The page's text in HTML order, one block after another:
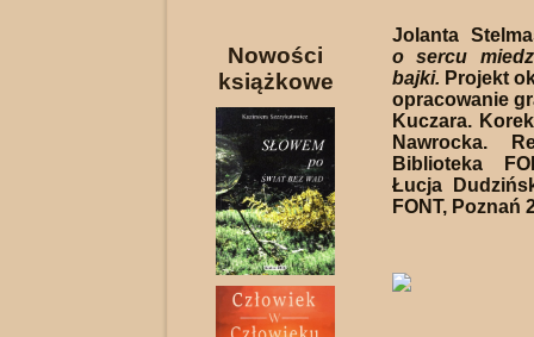
Nowości
książkowe
Jolanta
o sercu
bajki. Projekt
opracowanie
Kuczara.
Nawrocka.
Biblioteka
Łucja
FONT, Poznań